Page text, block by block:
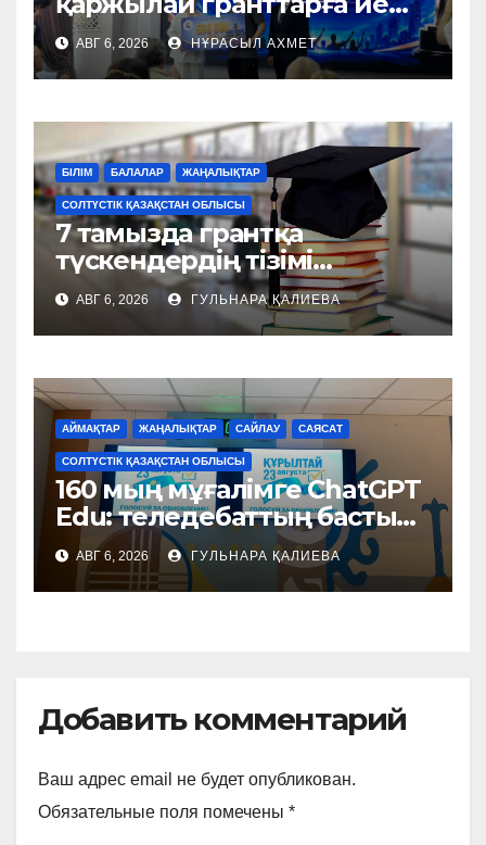
болды
АВГ 6, 2026 НҰРАСЫЛ АХМЕТ
БІЛІМ БАЛАЛАР ЖАҢАЛЫҚТАР
СОЛТҮСТІК ҚАЗАҚСТАН ОБЛЫСЫ
7 тамызда грантқа
түскендердің тізімі
жарияланады
АВГ 6, 2026 ГУЛЬНАРА ҚАЛИЕВА
АЙМАҚТАР ЖАҢАЛЫҚТАР САЙЛАУ САЯСАТ
СОЛТҮСТІК ҚАЗАҚСТАН ОБЛЫСЫ
160 мың мұғалімге ChatGPT
Edu: теледебаттың басты
тақырыбы – білім мен
жасанды интеллект
АВГ 6, 2026 ГУЛЬНАРА ҚАЛИЕВА
Добавить комментарий
Ваш адрес email не будет опубликован.
Обязательные поля помечены *